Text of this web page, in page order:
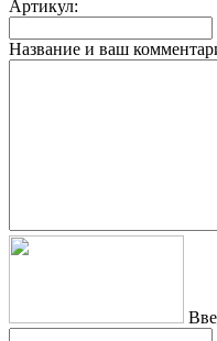
Артикул:
Название и ваш